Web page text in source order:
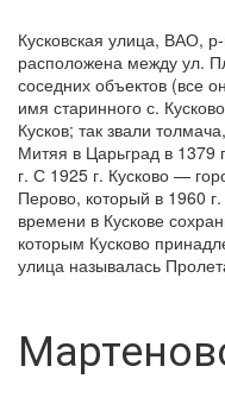
Кусковская улица, ВАО,
расположена между ул.
соседних объектов (все
имя старинного с.
Кусков; так звали
Митяя в Царьград в 1379
г. С 1925 г. Кусково —
Перово, который в 1960
времени в Кускове
которым Кусково
улица называлась